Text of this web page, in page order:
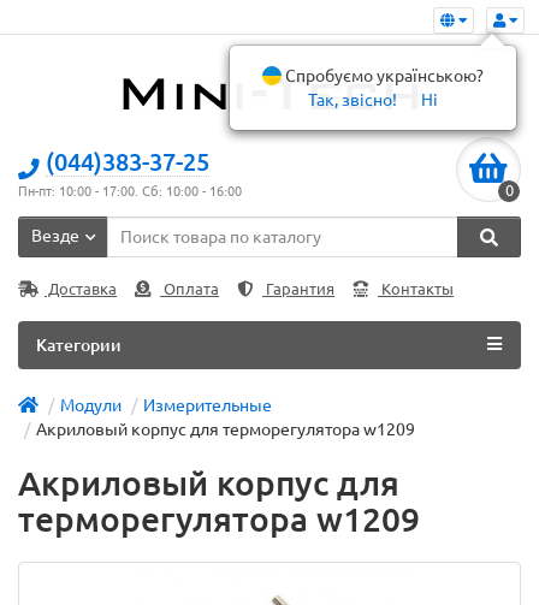
(044)383-37-25
Пн-пт: 10:00 - 17:00. Сб: 10:00 - 16:00 0
Везде
Доставка Оплата Гарантия Контакты
Категории
Модули
Измерительные
Акриловый корпус для терморегулятора w1209
Акриловый корпус для
терморегулятора w1209
Спробуємо українською?
Так, звісно!
Ні